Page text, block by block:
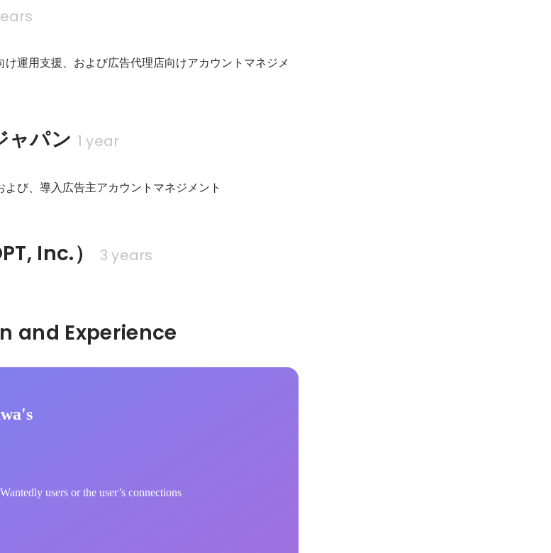
運用支援、および広告代理店向けアカウントマネジメ
ャパン 1 year
び、導入広告主アカウントマネジメント
Inc.） 3 years
users or the user’s connections